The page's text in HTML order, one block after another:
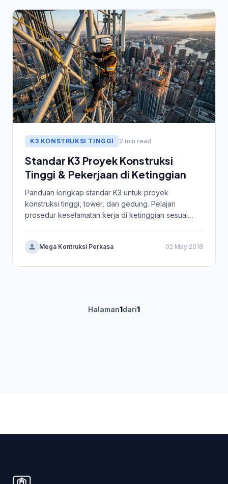
K3 KONSTRUKSI TINGGI 2 min read
Standar K3 Proyek Konstruksi
Tinggi & Pekerjaan di Ketinggian
Panduan lengkap standar K3 untuk proyek
konstruksi tinggi, tower, dan gedung. Pelajari
prosedur keselamatan kerja di ketinggian sesuai
Mega Kontruksi Perkasa 02 May 2018
Halaman1dari1